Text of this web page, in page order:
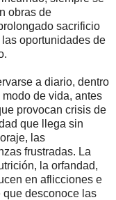
obras de
sacrificio
oportunidades de
a diario, dentro
de vida, antes
provocan crisis de
que llega sin
las
frustradas. La
la orfandad,
en aflicciones e
que desconoce las